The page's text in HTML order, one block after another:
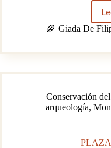
Giada De
Conservación
arqueología,